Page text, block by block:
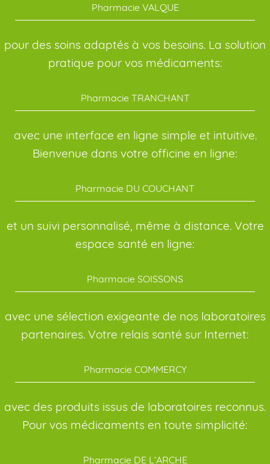
Pharmacie VALQUE
pour des soins adaptés à vos besoins. La solution
pratique pour vos médicaments:
Pharmacie TRANCHANT
avec une interface en ligne simple et intuitive.
Bienvenue dans votre officine en ligne:
Pharmacie DU COUCHANT
et un suivi personnalisé, même à distance. Votre
espace santé en ligne:
Pharmacie SOISSONS
avec une sélection exigeante de nos laboratoires
partenaires. Votre relais santé sur Internet:
Pharmacie COMMERCY
avec des produits issus de laboratoires reconnus.
Pour vos médicaments en toute simplicité:
Pharmacie DE L’ARCHE